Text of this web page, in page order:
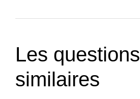
Les questions
similaires